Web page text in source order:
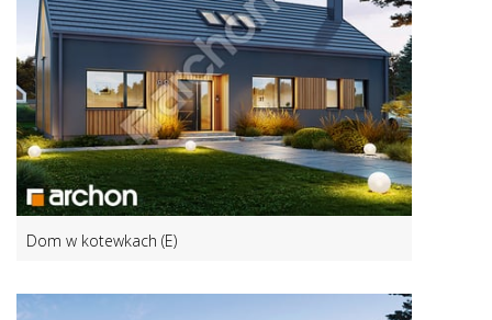
Dom w kotewkach (E)